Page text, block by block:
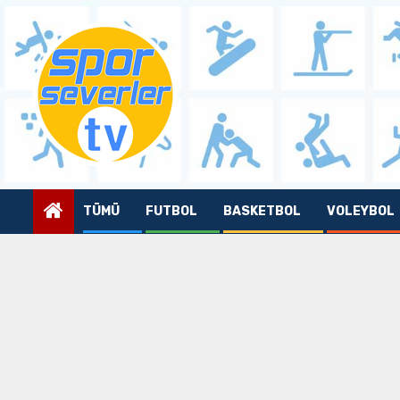
content
TÜMÜ FUTBOL BASKETBOL VOLEYBOL